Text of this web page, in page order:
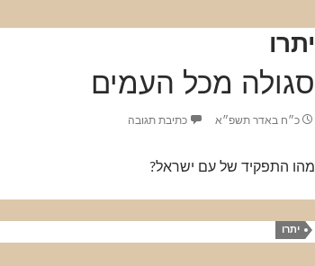
יתרו
סגולה מכל העמים
כ״ח באדר תשפ״א כתיבת תגובה
מהו התפקיד של עם ישראל?
יתרו